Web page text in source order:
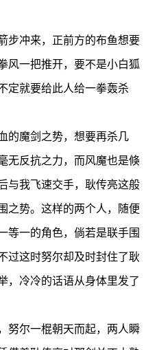
冲来，正前方的布鱼想要
风一把推开，要不是小白狐
定就要给此人给一拳轰杀
魔剑之势，想要再杀几
无反抗之力，而风魔也是倏
与我飞速交手，耿传亮这般
之势。这样的两个人，随便
等一的角色，倘若是联手围
过这时努尔却及时封住了耿
，冷冷的话语从身体里发了
尔一棍朝天而起，两人瞬